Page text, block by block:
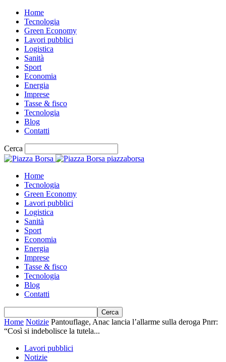
Home
Tecnologia
Green Economy
Lavori pubblici
Logistica
Sanità
Sport
Economia
Energia
Imprese
Tasse & fisco
Tecnologia
Blog
Contatti
Cerca
piazzaborsa
Home
Tecnologia
Green Economy
Lavori pubblici
Logistica
Sanità
Sport
Economia
Energia
Imprese
Tasse & fisco
Tecnologia
Blog
Contatti
Home Notizie Pantouflage, Anac lancia l’allarme sulla deroga Pnrr:
“Così si indebolisce la tutela...
Lavori pubblici
Notizie